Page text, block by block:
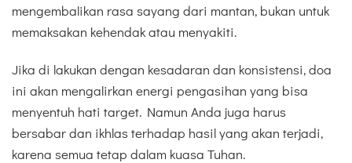
mengembalikan rasa sayang dari mantan, bukan untuk
memaksakan kehendak atau menyakiti.
Jika di lakukan dengan kesadaran dan konsistensi, doa
ini akan mengalirkan energi pengasihan yang bisa
menyentuh hati target. Namun Anda juga harus
bersabar dan ikhlas terhadap hasil yang akan terjadi,
karena semua tetap dalam kuasa Tuhan.